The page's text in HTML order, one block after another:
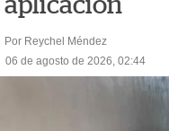
aplicación
Por Reychel Méndez
06 de agosto de 2026, 02:44